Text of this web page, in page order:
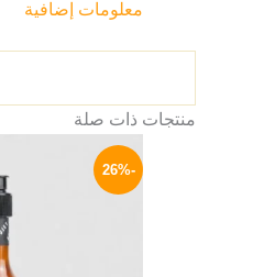
معلومات إضافية
منتجات ذات صلة
-26%